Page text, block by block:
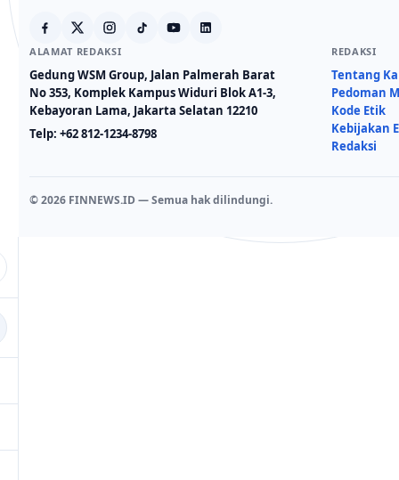
ALAMAT REDAKSI
Gedung WSM Group, Jalan Palmerah Barat
No 353, Komplek Kampus Widuri Blok A1-3,
Kebayoran Lama, Jakarta Selatan 12210
Telp: +62 812-1234-8798
REDAKSI
Tentang
Pedoman
Kode Etik
Kebijakan
Redaksi
© 2026 FINNEWS.ID — Semua hak dilindungi.